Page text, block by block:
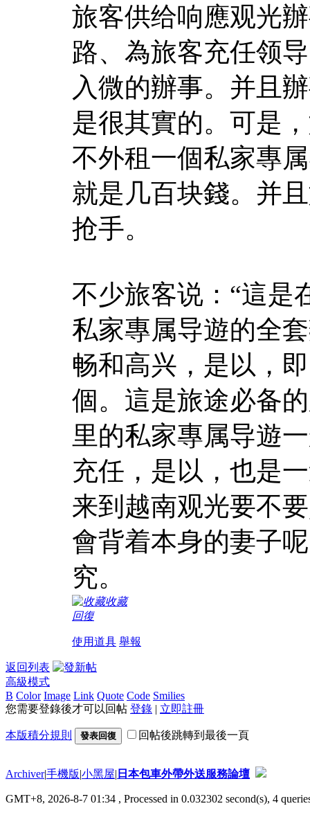
旅客供给响應观光
路、為旅客充任领
入微的辦事。并且
是很其實的。可是
不外租一個私家專
就是几百块錢。并
抢手。
不少旅客说：“這是
私家專属导遊的全
畅和高兴，是以，
個。這是旅途必备
里的私家專属导遊
充任，是以，也是
来到越南观光要不
會背着本身的妻子
究。
收藏
回復
使用道具 舉報
返回列表
高級模式
B Color Image Link Quote Code Smilies
您需要登錄後才可以回帖 登錄 | 立即註冊
本版積分規則 發表回復 回帖後跳轉到最後一頁
Archiver|手機版|小黑屋| 日本包車外帶外送服務論壇
GMT+8, 2026-8-7 01:34 , Processed in 0.032302 second(s), 4